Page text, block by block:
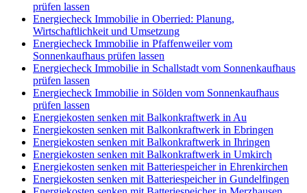
prüfen lassen
Energiecheck Immobilie in Oberried: Planung,
Wirtschaftlichkeit und Umsetzung
Energiecheck Immobilie in Pfaffenweiler vom
Sonnenkaufhaus prüfen lassen
Energiecheck Immobilie in Schallstadt vom Sonnenkaufhaus
prüfen lassen
Energiecheck Immobilie in Sölden vom Sonnenkaufhaus
prüfen lassen
Energiekosten senken mit Balkonkraftwerk in Au
Energiekosten senken mit Balkonkraftwerk in Ebringen
Energiekosten senken mit Balkonkraftwerk in Ihringen
Energiekosten senken mit Balkonkraftwerk in Umkirch
Energiekosten senken mit Batteriespeicher in Ehrenkirchen
Energiekosten senken mit Batteriespeicher in Gundelfingen